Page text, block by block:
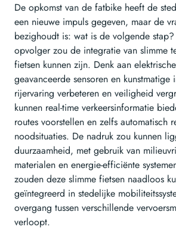
De opkomst van de fatbike heeft de
een nieuwe impuls gegeven, maar de
bezighoudt is: wat is de volgende
opvolger zou de integratie van slimme
fietsen kunnen zijn. Denk aan
geavanceerde sensoren en
rijervaring verbeteren en veiligheid
kunnen real-time verkeersinformatie
routes voorstellen en zelfs automatisch
noodsituaties. De nadruk zou kunnen
duurzaamheid, met gebruik van
materialen en energie-efficiënte
zouden deze slimme fietsen naadloos
geïntegreerd in stedelijke
overgang tussen verschillende
verloopt.